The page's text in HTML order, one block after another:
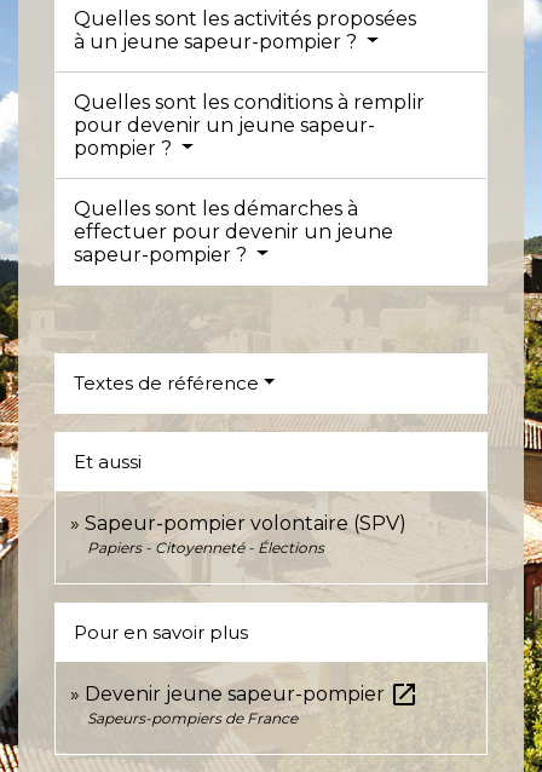
Quelles sont les activités proposées
à un jeune sapeur-pompier ?
Quelles sont les conditions à remplir
pour devenir un jeune sapeur-
pompier ?
Quelles sont les démarches à
effectuer pour devenir un jeune
sapeur-pompier ?
Textes de référence
Et aussi
Sapeur-pompier volontaire (SPV)
Papiers - Citoyenneté - Élections
Pour en savoir plus
Devenir jeune sapeur-pompier open_in_new
Sapeurs-pompiers de France